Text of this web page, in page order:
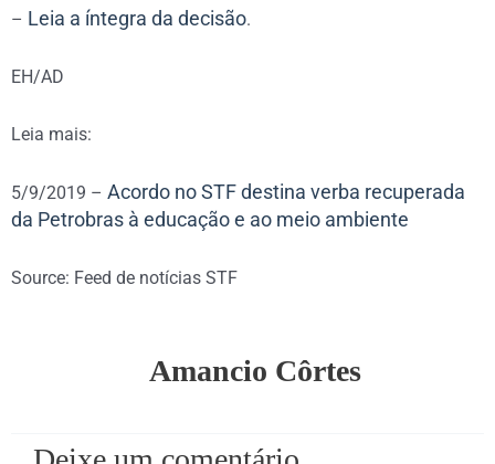
– Leia a íntegra da decisão.
EH/AD
Leia mais:
5/9/2019 – Acordo no STF destina verba recuperada
da Petrobras à educação e ao meio ambiente
Source: Feed de notícias STF
Amancio Côrtes